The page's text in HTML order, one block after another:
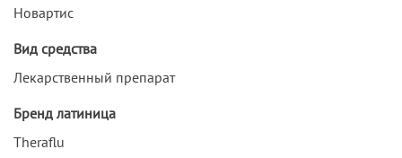
Новартис
Вид средства
Лекарственный препарат
Бренд латиница
Theraflu